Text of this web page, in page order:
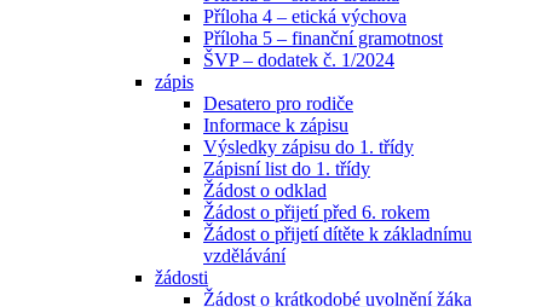
Příloha 4 – etická výchova
Příloha 5 – finanční gramotnost
ŠVP – dodatek č. 1/2024
zápis
Desatero pro rodiče
Informace k zápisu
Výsledky zápisu do 1. třídy
Zápisní list do 1. třídy
Žádost o odklad
Žádost o přijetí před 6. rokem
Žádost o přijetí dítěte k základnímu
vzdělávání
žádosti
Žádost o krátkodobé uvolnění žáka